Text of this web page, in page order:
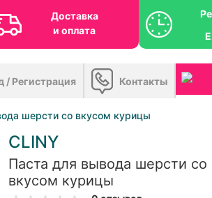
Доставка
и оплата
/ Регистрация Контакты
шерсти со вкусом курицы
CLINY
Паста для вывода шерсти со
вкусом курицы